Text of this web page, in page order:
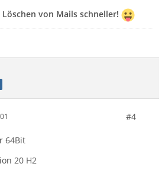
von Mails schneller!
#4
64Bit
20 H2